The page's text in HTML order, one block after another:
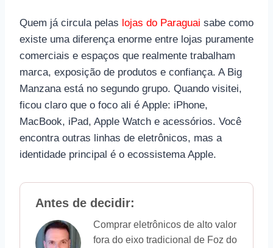
Quem já circula pelas lojas do Paraguai sabe como
existe uma diferença enorme entre lojas puramente
comerciais e espaços que realmente trabalham
marca, exposição de produtos e confiança. A Big
Manzana está no segundo grupo. Quando visitei,
ficou claro que o foco ali é Apple: iPhone,
MacBook, iPad, Apple Watch e acessórios. Você
encontra outras linhas de eletrônicos, mas a
identidade principal é o ecossistema Apple.
Antes de decidir:
Comprar eletrônicos de alto valor
fora do eixo tradicional de Foz do